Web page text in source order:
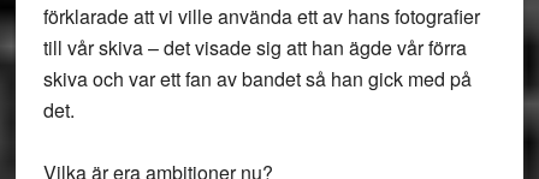
förklarade att vi ville använda ett av hans fotografier
till vår skiva – det visade sig att han ägde vår förra
skiva och var ett fan av bandet så han gick med på
det.
Vilka är era ambitioner nu?